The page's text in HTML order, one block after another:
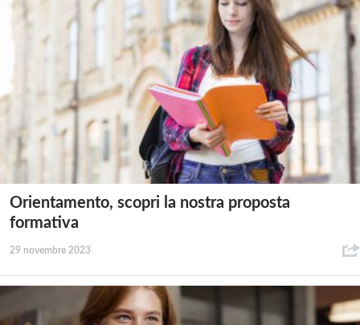
Orientamento, scopri la nostra proposta
formativa
29 novembre 2023